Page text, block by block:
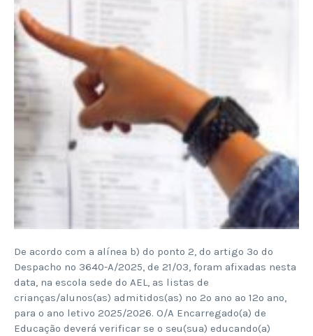
De acordo com a alínea b) do ponto 2, do artigo 3º do
Despacho nº 3640-A/2025, de 21/03, foram afixadas nesta
data, na escola sede do AEL, as listas de
crianças/alunos(as) admitidos(as) no 2º ano ao 12º ano,
para o ano letivo 2025/2026. O/A Encarregado(a) de
Educação deverá verificar se o seu(sua) educando(a)